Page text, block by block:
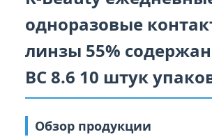
одноразовые
линзы 55%
BC 8.6 10 штук
Обзор продукции